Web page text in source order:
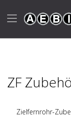
ZF
Zielfernrohr-